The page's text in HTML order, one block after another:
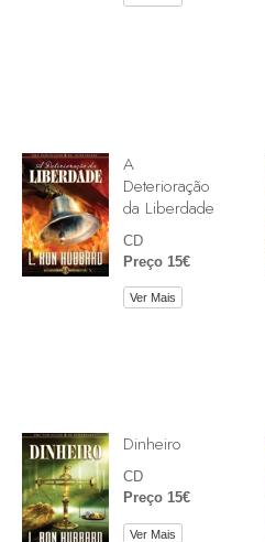
A
Deterioração
da Liberdade
CD
Preço 15€
Ver Mais
Dinheiro
CD
Preço 15€
Ver Mais